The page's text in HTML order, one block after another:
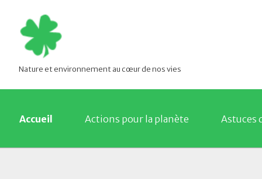
Nature et environnement au cœur de nos vies
Accueil Actions pour la planète Astuces